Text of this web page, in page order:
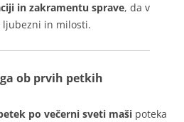
in zakramentu sprave, da v
ljubezni in milosti.
ob prvih petkih
po večerni sveti maši poteka